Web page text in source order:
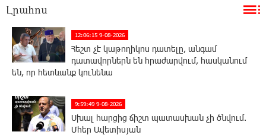
Լրահոս
12:06:15 9-08-2026
Հեշտ չէ կաթողիկոս դատելը, անգամ
դատավորներն են հրաժարվում, հասկանում
են, որ հետևանք կունենա
9:59:49 9-08-2026
Սխալ հարցից ճիշտ պատասխան չի ծնվում.
Մհեր Ավետիսյան